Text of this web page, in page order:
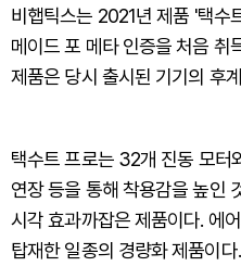
비햅틱스는 2021년 제품 '택수
메이드 포 메타 인증을 처음 취
제품은 당시 출시된 기기의 후
택수트 프로는 32개 진동 모터
연장 등을 통해 착용감을 높인
시각 효과까잡은 제품이다. 에
탑재한 일종의 경량화 제품이다.